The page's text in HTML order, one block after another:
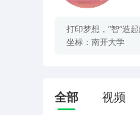
打印梦想，“智”造
坐标：南开大学
全部 视频